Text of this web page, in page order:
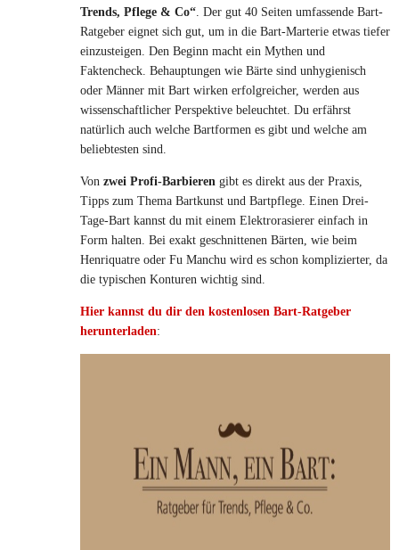
Trends, Pflege & Co“ . Der gut 40 Seiten umfassende Bart-
Ratgeber eignet sich gut, um in die Bart-Marterie etwas tiefer
einzusteigen. Den Beginn macht ein Mythen und
Faktencheck. Behauptungen wie Bärte sind unhygienisch
oder Männer mit Bart wirken erfolgreicher, werden aus
wissenschaftlicher Perspektive beleuchtet. Du erfährst
natürlich auch welche Bartformen es gibt und welche am
beliebtesten sind.
Von zwei Profi-Barbieren gibt es direkt aus der Praxis,
Tipps zum Thema Bartkunst und Bartpflege. Einen Drei-
Tage-Bart kannst du mit einem Elektrorasierer einfach in
Form halten. Bei exakt geschnittenen Bärten, wie beim
Henriquatre oder Fu Manchu wird es schon komplizierter, da
die typischen Konturen wichtig sind.
Hier kannst du dir den kostenlosen Bart-Ratgeber
herunterladen: